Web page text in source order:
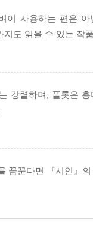
남기고 형은 자살
기 구조, 진정한 스
난에도 불구하고
구가 에드가 앨런
의심하기 시작한
의 스트레스성 자살
인 주인공, 희대의
벼이 사용하는 편은
도 읽을 수 있는 작
강렬하며, 플롯은
꿈꾼다면 『시인』